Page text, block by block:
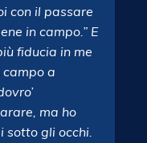
con il passare
in campo.” E
fiducia in me
a
ma ho
sotto gli occhi.